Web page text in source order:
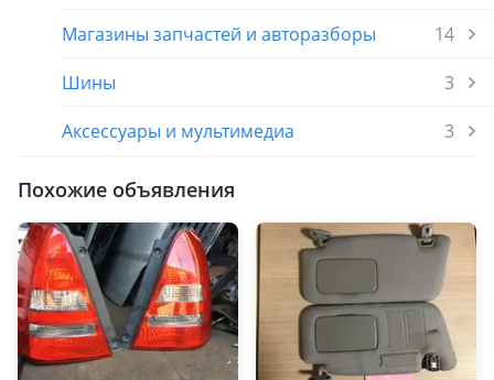
1997 - 2002 1 поколение
Магазины запчастей и авторазборы
14
Шины
3
Аксессуары и мультимедиа
3
Похожие объявления